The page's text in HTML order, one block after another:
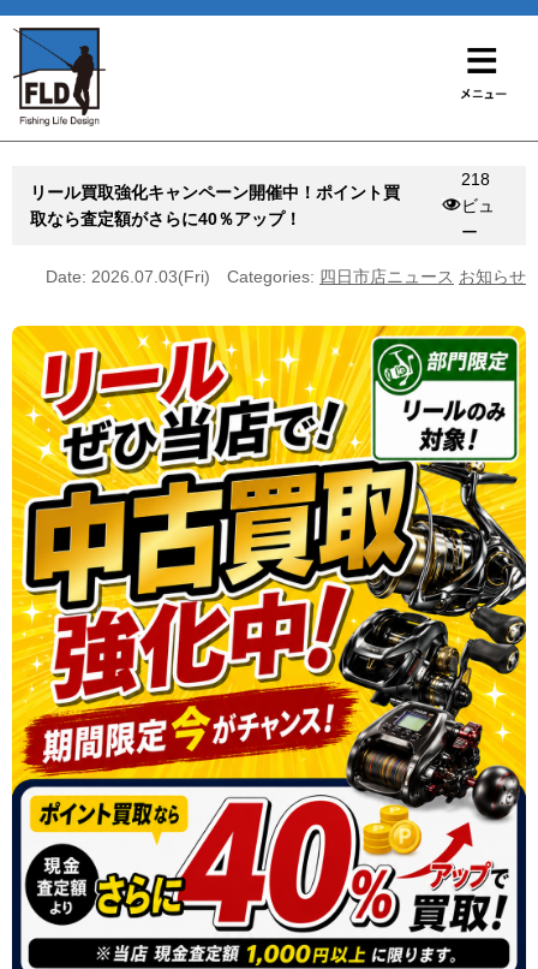
リール買取強化キャンペーン開催中！ポイント買
取なら査定額がさらに40％アップ！
218
ビュ
ー
Date: 2026.07.03(Fri) Categories: 四日市店ニュース お知らせ